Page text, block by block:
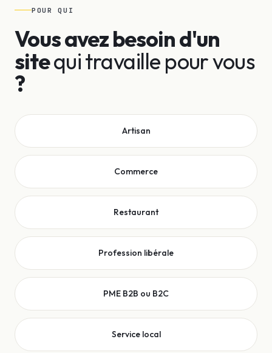
POUR QUI
Vous avez besoin d'un
sitequi travaille pour vous
?
Artisan
Commerce
Restaurant
Profession libérale
PME B2B ou B2C
Service local